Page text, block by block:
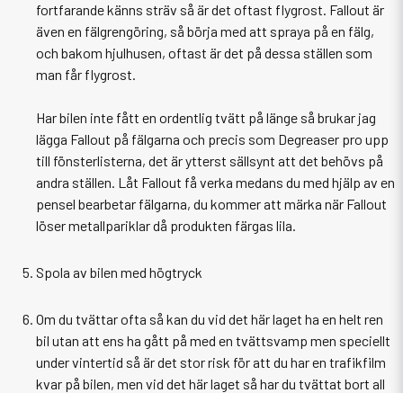
fortfarande känns sträv så är det oftast flygrost. Fallout är
även en fälgrengöring, så börja med att spraya på en fälg,
och bakom hjulhusen, oftast är det på dessa ställen som
man får flygrost.
Har bilen inte fått en ordentlig tvätt på länge så brukar jag
lägga Fallout på fälgarna och precis som Degreaser pro upp
till fönsterlisterna, det är ytterst sällsynt att det behövs på
andra ställen. Låt Fallout få verka medans du med hjälp av en
pensel bearbetar fälgarna, du kommer att märka när Fallout
löser metallpariklar då produkten färgas lila.
Spola av bilen med högtryck
Om du tvättar ofta så kan du vid det här laget ha en helt ren
bil utan att ens ha gått på med en tvättsvamp men speciellt
under vintertid så är det stor risk för att du har en trafikfilm
kvar på bilen, men vid det här laget så har du tvättat bort all